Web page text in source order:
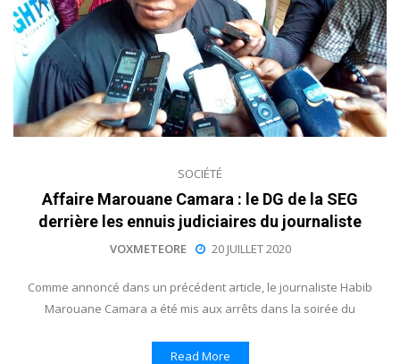
SOCIÉTÉ
Affaire Marouane Camara : le DG de la SEG
derrière les ennuis judiciaires du journaliste
VOXMETEORE 20 JUILLET 2020
Comme annoncé dans un précédent article, le journaliste Habib
Marouane Camara a été mis aux arrêts dans la soirée du
Read More